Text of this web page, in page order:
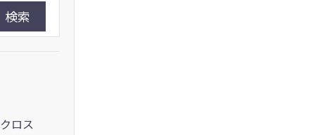
検索
ロス